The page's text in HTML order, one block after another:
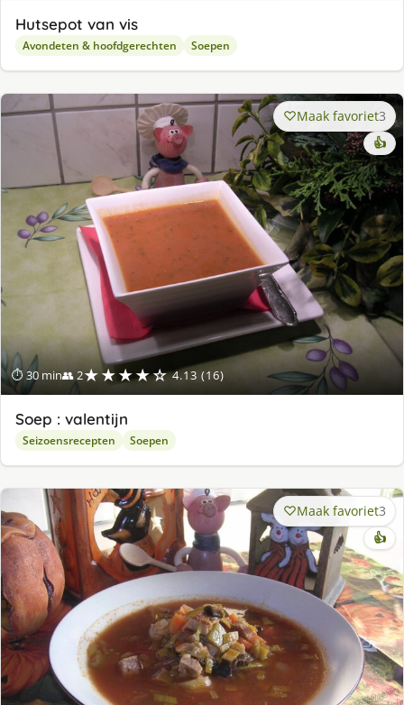
Hutsepot van vis
Avondeten & hoofdgerechten Soepen
⏱ 30 min👥 2★★★★☆ 4.13 (16)
Maak favoriet3
👍
Soep : valentijn
Seizoensrecepten Soepen
Maak favoriet3
👍